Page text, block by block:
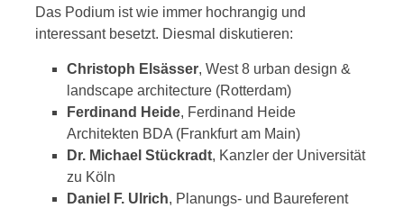
Das Podium ist wie immer hochrangig und
interessant besetzt. Diesmal diskutieren:
Christoph Elsässer, West 8 urban design &
landscape architecture (Rotterdam)
Ferdinand Heide, Ferdinand Heide
Architekten BDA (Frankfurt am Main)
Dr. Michael Stückradt, Kanzler der Universität
zu Köln
Daniel F. Ulrich, Planungs- und Baureferent